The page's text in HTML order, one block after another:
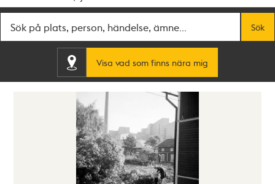
Sök
Visa vad som finns nära mig